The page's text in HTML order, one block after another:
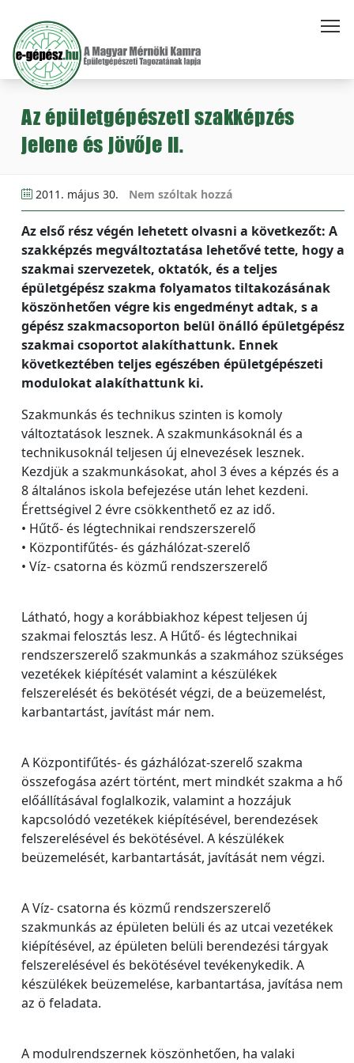
Az épületgépészeti szakképzés
jelene és jövője II.
2011. május 30. Nem szóltak hozzá
Az első rész végén lehetett olvasni a következőt: A
szakképzés megváltoztatása lehetővé tette, hogy a
szakmai szervezetek, oktatók, és a teljes
épületgépész szakma folyamatos tiltakozásának
köszönhetően végre kis engedményt adtak, s a
gépész szakmacsoporton belül önálló épületgépész
szakmai csoportot alakíthattunk. Ennek
következtében teljes egészében épületgépészeti
modulokat alakíthattunk ki.
Szakmunkás és technikus szinten is komoly
változtatások lesznek. A szakmunkásoknál és a
technikusoknál teljesen új elnevezések lesznek.
Kezdjük a szakmunkásokat, ahol 3 éves a képzés és a
8 általános iskola befejezése után lehet kezdeni.
Érettségivel 2 évre csökkenthető ez az idő.
• Hűtő- és légtechnikai rendszerszerelő
• Központifűtés- és gázhálózat-szerelő
• Víz- csatorna és közmű rendszerszerelő
Látható, hogy a korábbiakhoz képest teljesen új
szakmai felosztás lesz. A Hűtő- és légtechnikai
rendszerszerelő szakmunkás a szakmához szükséges
vezetékek kiépítését valamint a készülékek
felszerelését és bekötését végzi, de a beüzemelést,
karbantartást, javítást már nem.
A Központifűtés- és gázhálózat-szerelő szakma
összefogása azért történt, mert mindkét szakma a hő
előállításával foglalkozik, valamint a hozzájuk
kapcsolódó vezetékek kiépítésével, berendezések
felszerelésével és bekötésével. A készülékek
beüzemelését, karbantartását, javítását nem végzi.
A Víz- csatorna és közmű rendszerszerelő
szakmunkás az épületen belüli és az utcai vezetékek
kiépítésével, az épületen belüli berendezési tárgyak
felszerelésével és bekötésével tevékenykedik. A
készülékek beüzemelése, karbantartása, javítása nem
az ö feladata.
A modulrendszernek köszönhetően, ha valaki